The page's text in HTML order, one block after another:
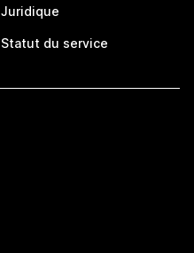
Juridique
Statut du service